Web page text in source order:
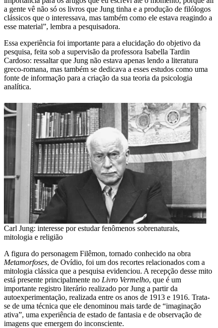
a gente vê não só os livros que Jung tinha e a produção de filólogos
clássicos que o interessava, mas também como ele estava reagindo a
esse material”, lembra a pesquisadora.
Essa experiência foi importante para a elucidação do objetivo da
pesquisa, feita sob a supervisão da professora Isabella Tardin
Cardoso: ressaltar que Jung não estava apenas lendo a literatura
greco-romana, mas também se dedicava a esses estudos como uma
fonte de informação para a criação da sua teoria da psicologia
analítica.
Carl Jung: interesse por estudar fenômenos sobrenaturais,
mitologia e religião
A figura do personagem Filêmon, tornado conhecido na obra
Metamorfoses, de Ovídio, foi um dos recortes relacionados com a
mitologia clássica que a pesquisa evidenciou. A recepção desse mito
está presente principalmente no Livro Vermelho, que é um
importante registro literário realizado por Jung a partir da
autoexperimentação, realizada entre os anos de 1913 e 1916. Trata-
se de uma técnica que ele denominou mais tarde de “imaginação
ativa”, uma experiência de estado de fantasia e de observação de
imagens que emergem do inconsciente.